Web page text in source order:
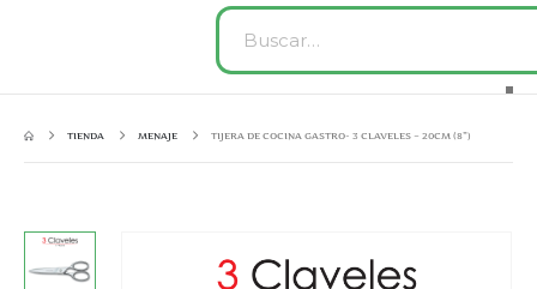
TIENDA MENAJE TIJERA DE COCINA GASTRO- 3 CLAVELES – 20CM (8”)